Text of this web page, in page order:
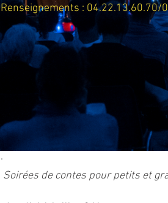
Renseignements : 04.22.13.60.70/
·
Soirées de contes pour petits et